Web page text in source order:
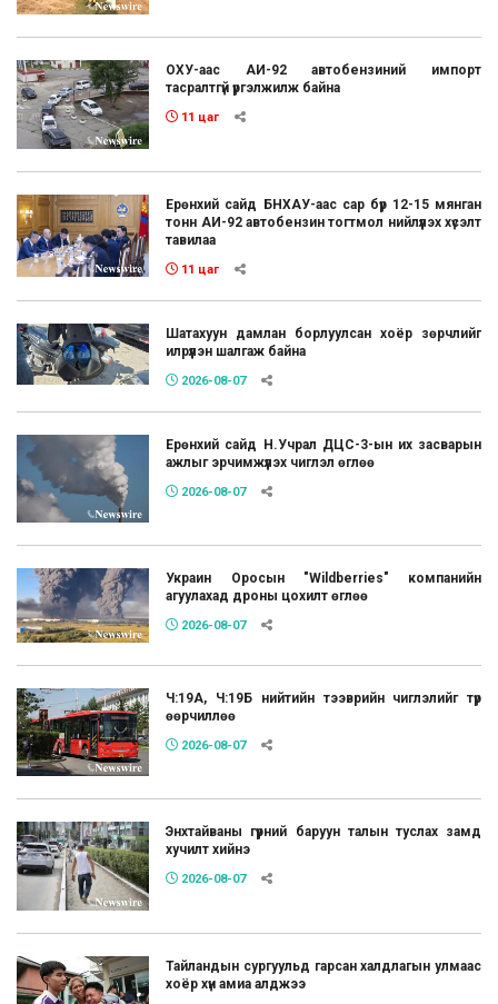
ОХУ-аас АИ-92 автобензиний импорт
тасралтгүй үргэлжилж байна
11 цаг
Ерөнхий сайд БНХАУ-аас сар бүр 12-15 мянган
тонн АИ-92 автобензин тогтмол нийлүүлэх хүсэлт
тавилаа
11 цаг
Шатахуун дамлан борлуулсан хоёр зөрчлийг
илрүүлэн шалгаж байна
2026-08-07
Ерөнхий сайд Н.Учрал ДЦС-3-ын их засварын
ажлыг эрчимжүүлэх чиглэл өглөө
2026-08-07
Украин Оросын "Wildberries" компанийн
агуулахад дроны цохилт өглөө
2026-08-07
Ч:19А, Ч:19Б нийтийн тээврийн чиглэлийг түр
өөрчиллөө
2026-08-07
Энхтайваны гүүрний баруун талын туслах замд
хучилт хийнэ
2026-08-07
Тайландын сургуульд гарсан халдлагын улмаас
хоёр хүн амиа алджээ